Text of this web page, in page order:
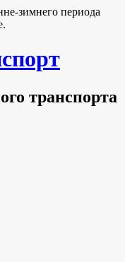
зимнего периода
транспорта